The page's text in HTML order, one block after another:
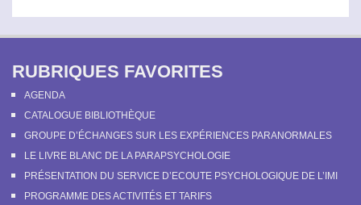
RUBRIQUES FAVORITES
AGENDA
CATALOGUE BIBLIOTHÈQUE
GROUPE D’ÉCHANGES SUR LES EXPÉRIENCES PARANORMALES
LE LIVRE BLANC DE LA PARAPSYCHOLOGIE
PRÉSENTATION DU SERVICE D’ECOUTE PSYCHOLOGIQUE DE L’IMI
PROGRAMME DES ACTIVITÉS ET TARIFS